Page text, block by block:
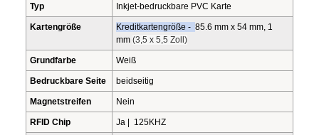
Typ Inkjet-bedruckbare PVC Karte
Kartengröße Kreditkartengröße -85.6 mm x 54 mm, 1
mm(3,5 x 5,5 Zoll)
Grundfarbe Weiß
Bedruckbare Seite beidseitig
Magnetstreifen Nein
RFID Chip Ja | 125KHZ